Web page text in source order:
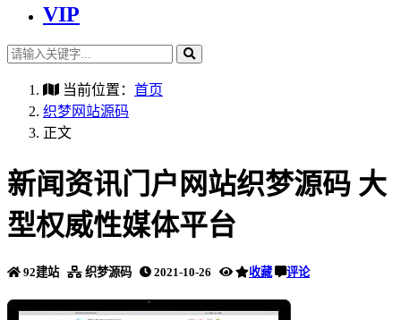
VIP
当前位置： 首页
织梦网站源码
正文
新闻资讯门户网站织梦源码 大
型权威性媒体平台
92建站 织梦源码 2021-10-26 收藏 评论